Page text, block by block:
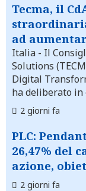
Tecma, il
ad
Italia - Il
Solutions
Digital
ha deliberato in
2 giorni fa
PLC:
26,47% del
azione,
2 giorni fa